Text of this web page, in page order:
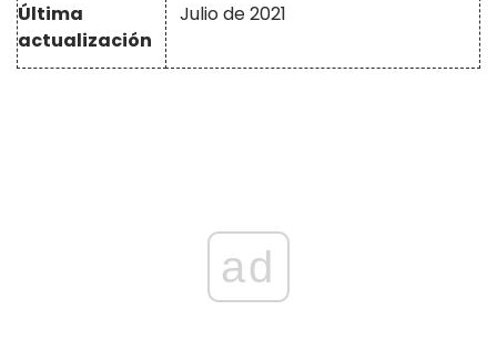
Última
actualización
Julio de 2021
ad